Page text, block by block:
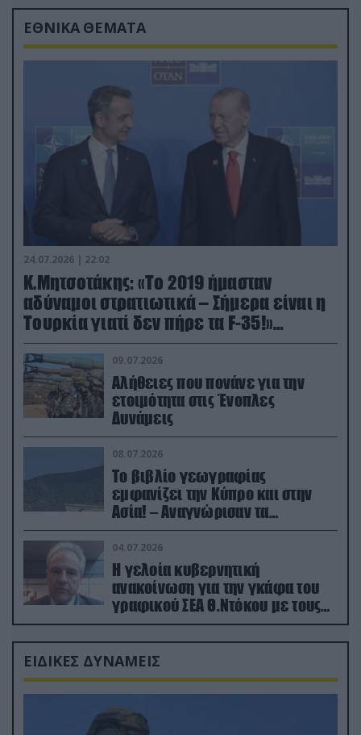
ΕΘΝΙΚΑ ΘΕΜΑΤΑ
24.07.2026 | 22:02
Κ.Μητσοτάκης: «Το 2019 ήμασταν
αδύναμοι στρατιωτικά – Σήμερα είναι η
Τουρκία γιατί δεν πήρε τα F-35!»
(βίντεο)
09.07.2026
Αλήθειες που πονάνε για την
ετοιμότητα στις Ένοπλες
Δυνάμεις
08.07.2026
Το βιβλίο γεωγραφίας
εμφανίζει την Κύπρο και στην
Ασία! – Αναγνώρισαν τα
κατεχόμενα; (φωτο)
04.07.2026
Η γελοία κυβερνητική
ανακοίνωση για την γκάφα του
γραφικού ΣΕΑ Θ.Ντόκου με τους
Ρώσους φαρσέρ
ΕΙΔΙΚΕΣ ΔΥΝΑΜΕΙΣ